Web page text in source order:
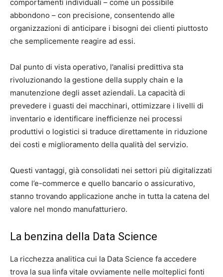
comportamenti individuali – come un possibile
abbondono – con precisione, consentendo alle
organizzazioni di anticipare i bisogni dei clienti piuttosto
che semplicemente reagire ad essi.
Dal punto di vista operativo, l’analisi predittiva sta
rivoluzionando la gestione della supply chain e la
manutenzione degli asset aziendali. La capacità di
prevedere i guasti dei macchinari, ottimizzare i livelli di
inventario e identificare inefficienze nei processi
produttivi o logistici si traduce direttamente in riduzione
dei costi e miglioramento della qualità del servizio.
Questi vantaggi, già consolidati nei settori più digitalizzati
come l’e-commerce e quello bancario o assicurativo,
stanno trovando applicazione anche in tutta la catena del
valore nel mondo manufatturiero.
La benzina della Data Science
La ricchezza analitica cui la Data Science fa accedere
trova la sua linfa vitale ovviamente nelle molteplici fonti